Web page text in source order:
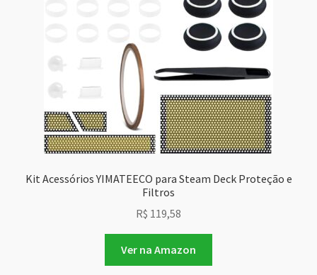
Kit Acessórios YIMATEECO para Steam Deck Proteção e
Filtros
R$ 119,58
Ver na Amazon